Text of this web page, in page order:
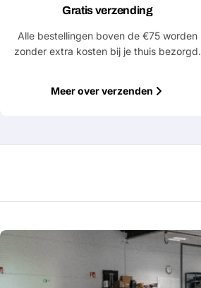
Gratis verzending
Alle bestellingen boven de €75 worden
zonder extra kosten bij je thuis bezorgd.
Meer over verzenden